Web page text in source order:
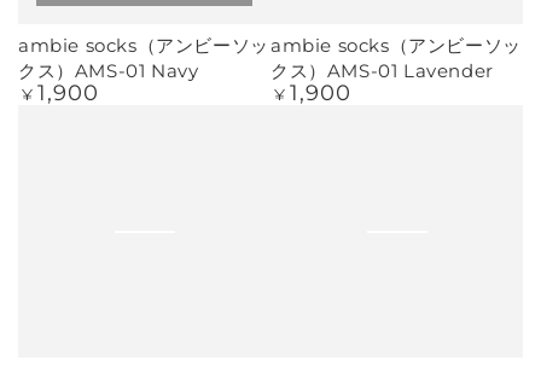
ambie socks（アンビーソッ
クス）AMS-01 Navy
定
¥ 1,900
ambie socks（アンビーソッ
クス）AMS-01 Lavender
定
¥ 1,900